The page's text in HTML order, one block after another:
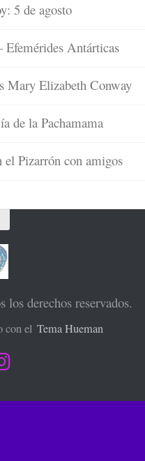
5 de agosto
Antárticas
Mary Elizabeth Conway
de la Pachamama
Pizarrón con amigos
derechos reservados.
con elTema Hueman